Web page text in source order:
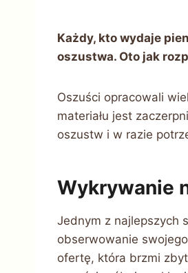
Każdy, kto wydaje
oszustwa. Oto jak
Oszuści opracowali
materiału jest
oszustw i w razie
Wykrywanie
Jednym z najlepszych
obserwowanie
ofertę, która brzmi